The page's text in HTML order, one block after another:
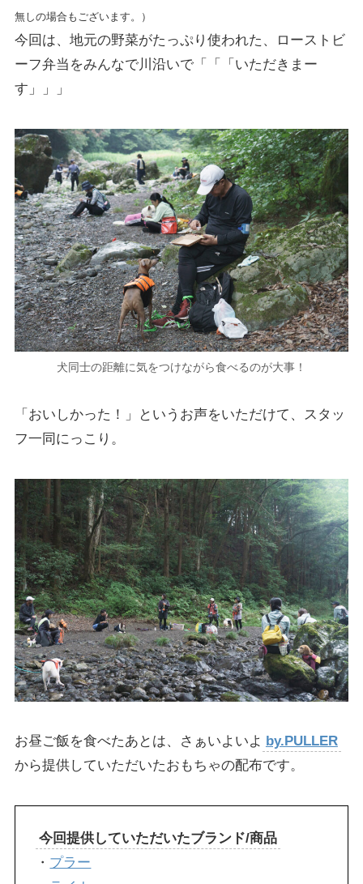
無しの場合もございます。）
今回は、地元の野菜がたっぷり使われた、ローストビ
ーフ弁当をみんなで川沿いで「「「いただきまー
す」」」
犬同士の距離に気をつけながら食べるのが大事！
「おいしかった！」というお声をいただけて、スタッ
フ一同にっこり。
お昼ご飯を食べたあとは、さぁいよいよ by.PULLER
から提供していただいたおもちゃの配布です。
今回提供していただいたブランド/商品
・ プラー